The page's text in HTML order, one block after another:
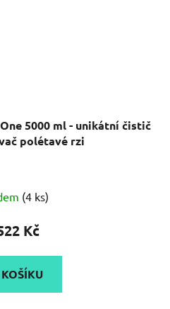
5000 ml - unikátní čistič
polétavé rzi
(4 ks)
Kč